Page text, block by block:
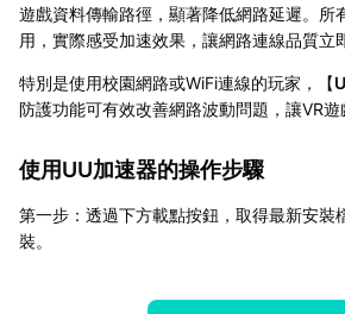
遊戲資料傳輸路徑，顯著降低網路延遲。所
用，實際感受加速效果，讓網路連線品質立
特別是使用校園網路或WiFi連線的玩家，【
防護功能可有效改善網路波動問題，讓VR遊
使用UU加速器的操作步驟
第一步：透過下方載點按鈕，取得最新安裝
裝。